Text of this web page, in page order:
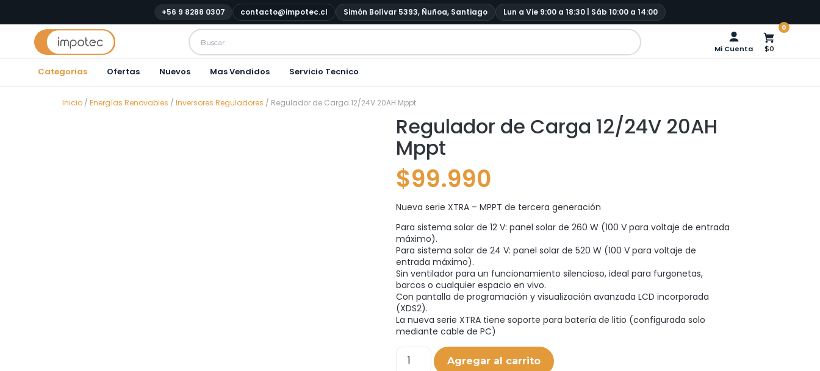
+56 9 8288 0307 contacto@impotec.cl Simón Bolívar 5393, Ñuñoa, Santiago Lun a Vie 9:00 a 18:30 | Sáb 10:00 a 14:00
Mi Cuenta
0
$0
Categorias Ofertas Nuevos Mas Vendidos Servicio Tecnico
Inicio / Energías Renovables / Inversores Reguladores / Regulador de Carga 12/24V 20AH Mppt
Regulador de Carga 12/24V 20AH
Mppt
$99.990
Nueva serie XTRA – MPPT de tercera generación
Para sistema solar de 12 V: panel solar de 260 W (100 V para voltaje de entrada
máximo).
Para sistema solar de 24 V: panel solar de 520 W (100 V para voltaje de
entrada máximo).
Sin ventilador para un funcionamiento silencioso, ideal para furgonetas,
barcos o cualquier espacio en vivo.
Con pantalla de programación y visualización avanzada LCD incorporada
(XDS2).
La nueva serie XTRA tiene soporte para batería de litio (configurada solo
mediante cable de PC)
Agregar al carrito